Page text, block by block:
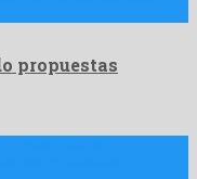
propuestas